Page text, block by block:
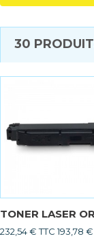
30
TONER LASER
232,54 € TTC 193,78